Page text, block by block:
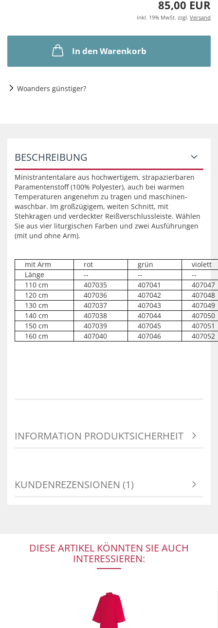
85,00 EUR
inkl. 19% MwSt. zzgl. Versand
In den Warenkorb
Woanders günstiger?
BESCHREIBUNG
Ministrantentalare aus hochwertigem, strapazierbaren
Paramentenstoff (100% Polyester), auch bei warmen
Temperaturen angenehm zu tragen und maschinen-
waschbar. Im großzügigem, weiten Schnitt, mit
Stehkragen und verdeckter Reißverschlussleiste. Wählen
Sie aus vier liturgischen Farben und zwei Ausführungen
(mit und ohne Arm).
mit Arm rot grün
violett
Länge
-- --
--
110 cm
407035 407041
407047
120 cm
407036 407042
407048
130 cm
407037 407043
407049
140 cm
407038 407044
407050
150 cm
407039 407045
407051
160 cm
407040 407046 407052
INFORMATION PRODUKTSICHERHEIT
KUNDENREZENSIONEN (1)
DIESE ARTIKEL KÖNNTEN SIE AUCH
INTERESSIEREN: